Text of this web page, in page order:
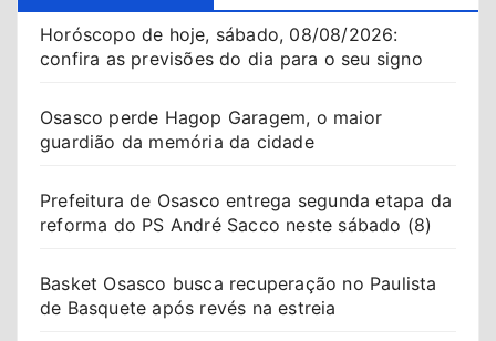
Horóscopo de hoje, sábado, 08/08/2026:
confira as previsões do dia para o seu signo
Osasco perde Hagop Garagem, o maior
guardião da memória da cidade
Prefeitura de Osasco entrega segunda etapa da
reforma do PS André Sacco neste sábado (8)
Basket Osasco busca recuperação no Paulista
de Basquete após revés na estreia